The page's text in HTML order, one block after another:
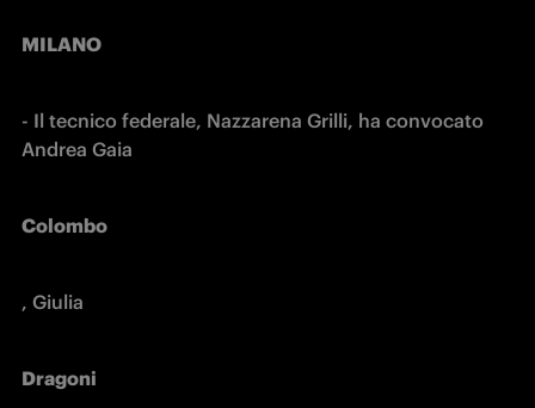
MILANO
- Il tecnico federale, Nazzarena Grilli, ha convocato
Andrea Gaia
Colombo
, Giulia
Dragoni